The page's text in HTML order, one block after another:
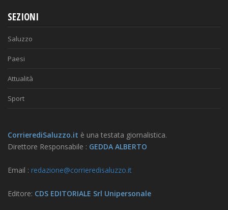
SEZIONI
Saluzzo
Paesi
Attualità
Sport
CorrierediSaluzzo.it è una testata giornalistica.
Direttore Responsabile : GEDDA ALBERTO
Email : redazione@corrieredisaluzzo.it
Editore: CDS EDITORIALE Srl Unipersonale